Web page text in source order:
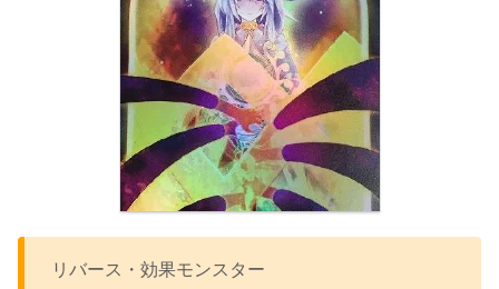
リバース・効果モンスター